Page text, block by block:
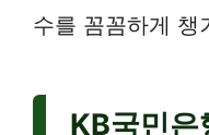
수를 꼼꼼하게 챙
KB국민은